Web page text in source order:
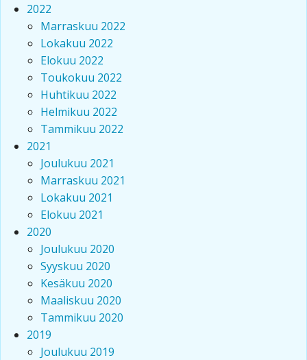
2022
Marraskuu 2022
Lokakuu 2022
Elokuu 2022
Toukokuu 2022
Huhtikuu 2022
Helmikuu 2022
Tammikuu 2022
2021
Joulukuu 2021
Marraskuu 2021
Lokakuu 2021
Elokuu 2021
2020
Joulukuu 2020
Syyskuu 2020
Kesäkuu 2020
Maaliskuu 2020
Tammikuu 2020
2019
Joulukuu 2019